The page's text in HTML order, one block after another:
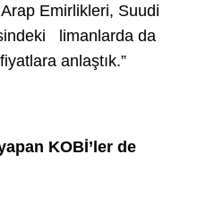
Emirlikleri, Suudi
limanlarda da
anlaştık.”
KOBİ’ler de